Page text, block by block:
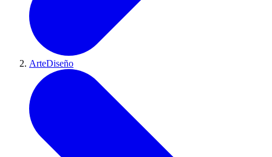
ArteDiseño